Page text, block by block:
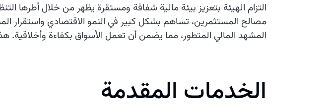
التزام الهيئة بتعزيز بيئة مالية شفافة ومستقرة يظهر من خلال أطرها
مصالح المستثمرين، تساهم بشكل كبير في النمو الاقتصادي واستقرار
المشهد المالي المتطور، مما يضمن أن تعمل الأسواق بكفاءة وأخلاقية.
الخدمات المقدمة